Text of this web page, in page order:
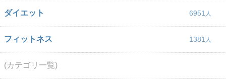
ダイエット 6951
フィットネス 1381
(カテゴリ一覧)